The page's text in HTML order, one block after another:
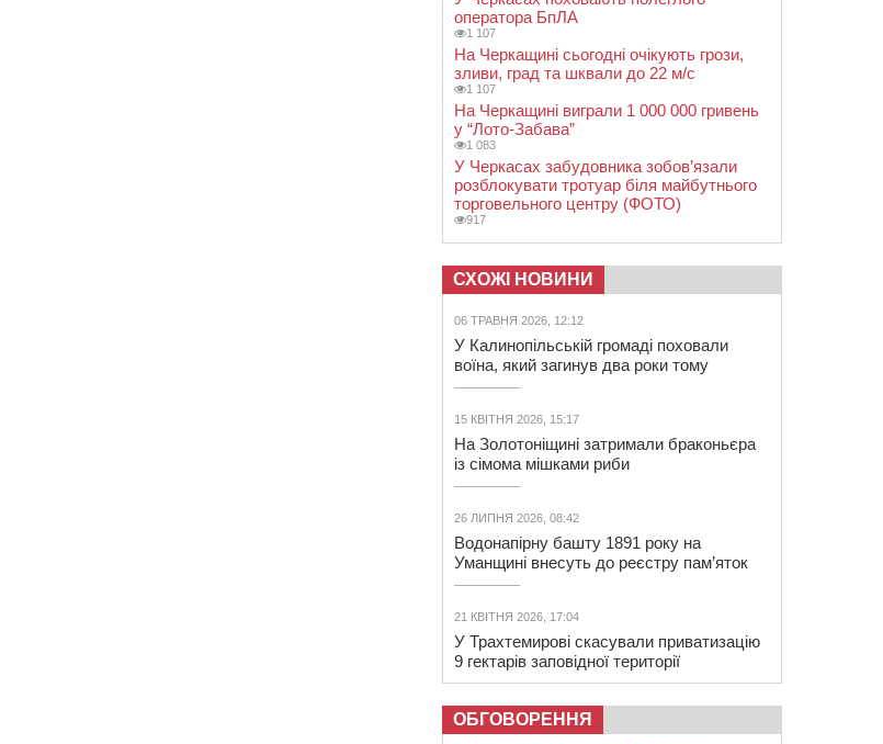
оператора БпЛА
1 107
На Черкащині сьогодні очікують грози,
зливи, град та шквали до 22 м/с
1 107
На Черкащині виграли 1 000 000 гривень
у “Лото-Забава”
1 083
У Черкасах забудовника зобов’язали
розблокувати тротуар біля майбутнього
торговельного центру (ФОТО)
917
СХОЖІ НОВИНИ
06 ТРАВНЯ 2026, 12:12
У Калинопільській громаді поховали
воїна, який загинув два роки тому
15 КВІТНЯ 2026, 15:17
На Золотоніщині затримали браконьєра
із сімома мішками риби
26 ЛИПНЯ 2026, 08:42
Водонапірну башту 1891 року на
Уманщині внесуть до реєстру пам’яток
21 КВІТНЯ 2026, 17:04
У Трахтемирові скасували приватизацію
9 гектарів заповідної території
ОБГОВОРЕННЯ